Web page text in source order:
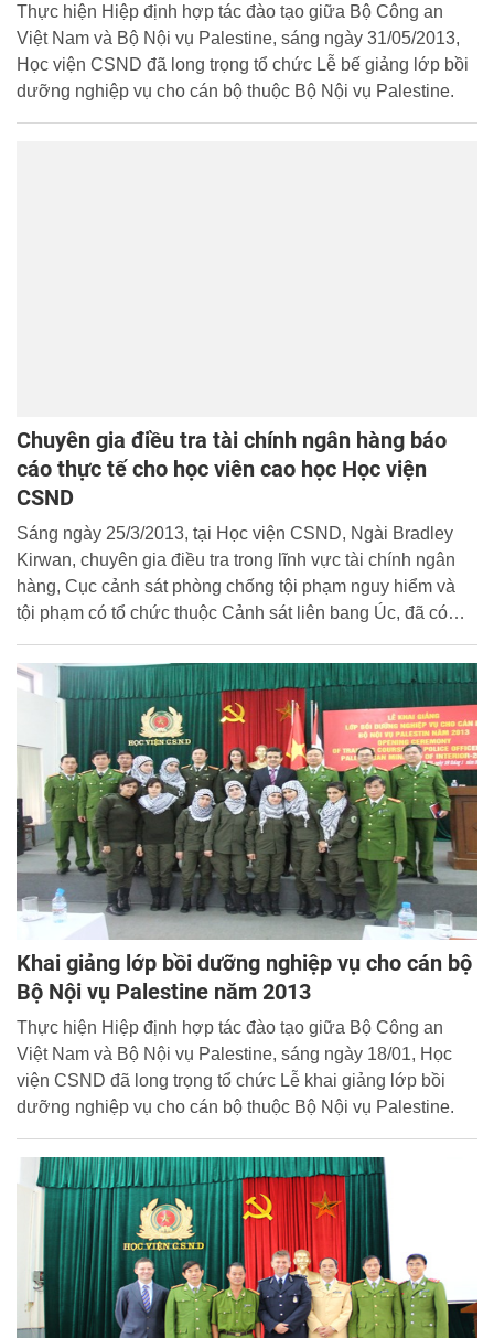
Thực hiện Hiệp định hợp tác đào tạo giữa Bộ Công an
Việt Nam và Bộ Nội vụ Palestine, sáng ngày 31/05/2013,
Học viện CSND đã long trọng tổ chức Lễ bế giảng lớp bồi
dưỡng nghiệp vụ cho cán bộ thuộc Bộ Nội vụ Palestine.
Chuyên gia điều tra tài chính ngân hàng báo
cáo thực tế cho học viên cao học Học viện
CSND
Sáng ngày 25/3/2013, tại Học viện CSND, Ngài Bradley
Kirwan, chuyên gia điều tra trong lĩnh vực tài chính ngân
hàng, Cục cảnh sát phòng chống tội phạm nguy hiểm và
tội phạm có tổ chức thuộc Cảnh sát liên bang Úc, đã có
Khai giảng lớp bồi dưỡng nghiệp vụ cho cán bộ
Bộ Nội vụ Palestine năm 2013
Thực hiện Hiệp định hợp tác đào tạo giữa Bộ Công an
Việt Nam và Bộ Nội vụ Palestine, sáng ngày 18/01, Học
viện CSND đã long trọng tổ chức Lễ khai giảng lớp bồi
dưỡng nghiệp vụ cho cán bộ thuộc Bộ Nội vụ Palestine.